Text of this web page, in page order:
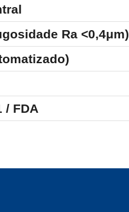
Ra <0,4μm)
/ FDA